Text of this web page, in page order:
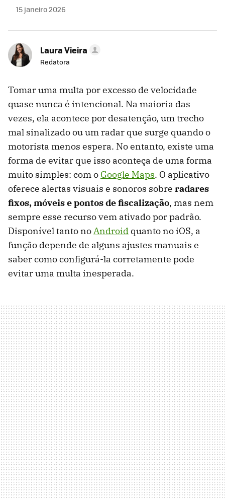
15 janeiro 2026
Laura Vieira
Redatora
Tomar uma multa por excesso de velocidade
quase nunca é intencional. Na maioria das
vezes, ela acontece por desatenção, um trecho
mal sinalizado ou um radar que surge quando o
motorista menos espera. No entanto, existe uma
forma de evitar que isso aconteça de uma forma
muito simples: com o Google Maps. O aplicativo
oferece alertas visuais e sonoros sobre radares
fixos, móveis e pontos de fiscalização, mas nem
sempre esse recurso vem ativado por padrão.
Disponível tanto noAndroid quanto no iOS, a
função depende de alguns ajustes manuais e
saber como configurá-la corretamente pode
evitar uma multa inesperada.